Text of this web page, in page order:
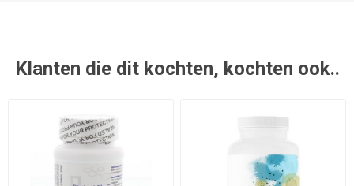
Klanten die dit kochten, kochten ook..